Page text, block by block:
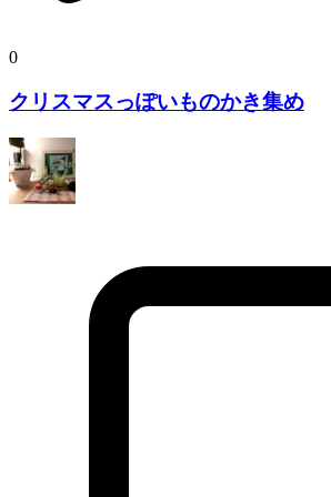
0
クリスマスっぽいものかき集め